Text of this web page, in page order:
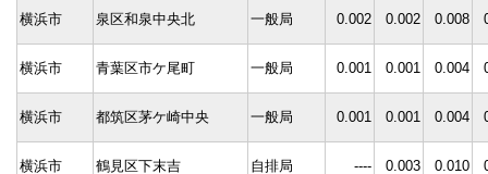
横浜市 泉区和泉中央北 一般局 0.002 0.002 0.008
横浜市 青葉区市ケ尾町 一般局 0.001 0.001 0.004
横浜市 都筑区茅ケ崎中央 一般局 0.001 0.001 0.004
横浜市 鶴見区下末吉 自排局 ---- 0.003 0.010